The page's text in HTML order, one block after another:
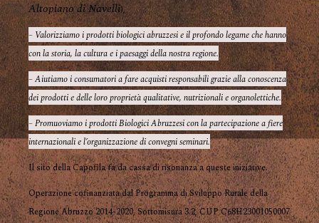
Altopiano di Navelli),
– Valorizziamo i prodotti biologici abruzzesi e il profondo legame che hanno
con la storia, la cultura e i paesaggi della nostra regione.
– Aiutiamo i consumatori a fare acquisti responsabili grazie alla conoscenza
dei prodotti e delle loro proprietà qualitative, nutrizionali e organolettiche.
– Promuoviamo i prodotti Biologici Abruzzesi con la partecipazione a fiere
internazionali e l’organizzazione di convegni seminari.
Il sito della Capofila fa da cassa di risonanza a queste iniziative.
Operazione cofinanziata dal Programma di Sviluppo Rurale della
Regione Abruzzo 2014-2020, Sottomisura 3.2, CUP C68H23001050007